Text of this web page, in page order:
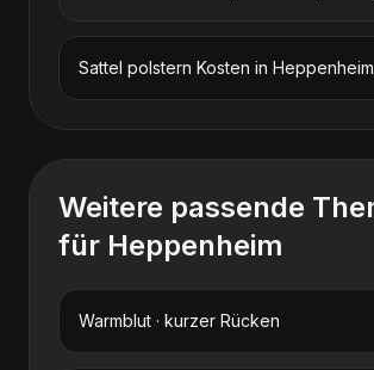
Sattel polstern Kosten in Heppenheim
Weitere passende
für Heppenheim
Warmblut · kurzer Rücken